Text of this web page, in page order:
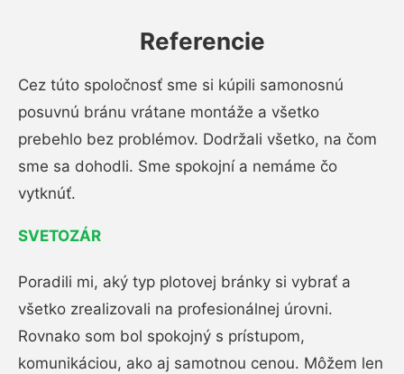
Referencie
Cez túto spoločnosť sme si kúpili samonosnú
posuvnú bránu vrátane montáže a všetko
prebehlo bez problémov. Dodržali všetko, na čom
sme sa dohodli. Sme spokojní a nemáme čo
vytknúť.
SVETOZÁR
Poradili mi, aký typ plotovej bránky si vybrať a
všetko zrealizovali na profesionálnej úrovni.
Rovnako som bol spokojný s prístupom,
komunikáciou, ako aj samotnou cenou. Môžem len